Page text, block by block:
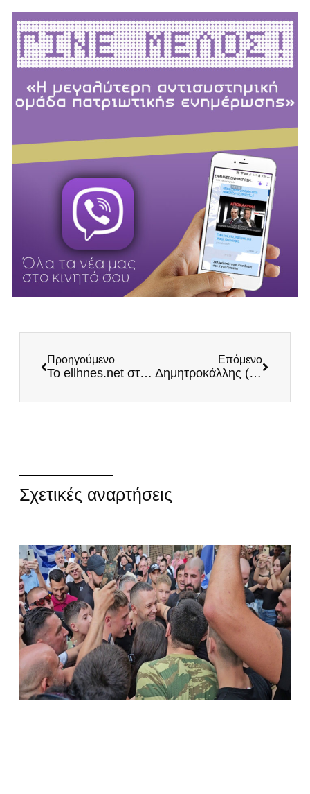
Προηγούμενο
Το ellhnes.net στηρίζει τον αγώνα των Οικογενειών των θυμάτων του εγκλήματος των Τεμπών
Επόμενο
Δημητροκάλλης (ανεξάρτητος βουλευτής): Ανάλυση της Έκθεσης Νiinisto – Προτάσεις, παραλείψεις και συμπεράσματα
Σχετικές αναρτήσεις